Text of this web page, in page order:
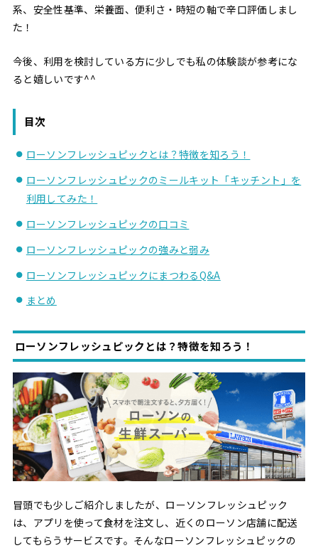
系、安全性基準、栄養面、便利さ・時短の軸で辛口評価しまし
た！
今後、利用を検討している方に少しでも私の体験談が参考にな
ると嬉しいです^^
目次
ローソンフレッシュピックとは？特徴を知ろう！
ローソンフレッシュピックのミールキット「キッチント」を
利用してみた！
ローソンフレッシュピックの口コミ
ローソンフレッシュピックの強みと弱み
ローソンフレッシュピックにまつわるQ&A
まとめ
ローソンフレッシュピックとは？特徴を知ろう！
冒頭でも少しご紹介しましたが、ローソンフレッシュピック
は、アプリを使って食材を注文し、近くのローソン店舗に配送
してもらうサービスです。そんなローソンフレッシュピックの